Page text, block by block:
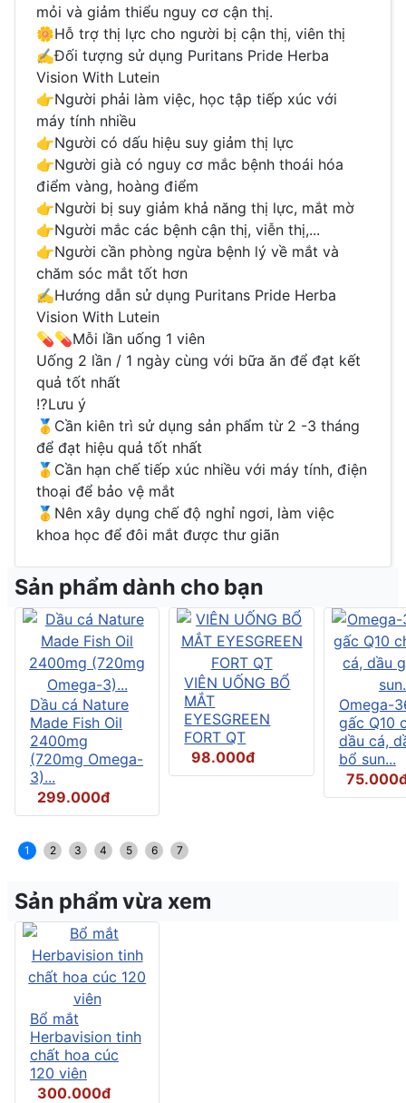
mỏi và giảm thiểu nguy cơ cận thị.
🌼Hỗ trợ thị lực cho người bị cận thị, viên thị
✍️Đối tượng sử dụng Puritans Pride Herba
Vision With Lutein
👉Người phải làm việc, học tập tiếp xúc với
máy tính nhiều
👉Người có dấu hiệu suy giảm thị lực
👉Người già có nguy cơ mắc bệnh thoái hóa
điểm vàng, hoàng điểm
👉Người bị suy giảm khả năng thị lực, mắt mờ
👉Người mắc các bệnh cận thị, viễn thị,...
👉Người cần phòng ngừa bệnh lý về mắt và
chăm sóc mắt tốt hơn
✍️Hướng dẫn sử dụng Puritans Pride Herba
Vision With Lutein
💊💊Mỗi lần uống 1 viên
Uống 2 lần / 1 ngày cùng với bữa ăn để đạt kết
quả tốt nhất
⁉️Lưu ý
🥇Cần kiên trì sử dụng sản phẩm từ 2 -3 tháng
để đạt hiệu quả tốt nhất
🥇Cần hạn chế tiếp xúc nhiều với máy tính, điện
thoại để bảo vệ mắt
🥇Nên xây dụng chế độ nghỉ ngơi, làm việc
khoa học để đôi mắt được thư giãn
Sản phẩm dành cho bạn
Dầu cá Nature
Made Fish Oil
2400mg
(720mg Omega-
3)...
299.000đ
VIÊN UỐNG BỔ
MẮT
EYESGREEN
FORT QT
98.000đ
Omega-
gấc Q10
dầu cá,
bổ sun...
1 2 3 4 5 6 7
Sản phẩm vừa xem
Bổ mắt
Herbavision tinh
chất hoa cúc
120 viên
300.000đ